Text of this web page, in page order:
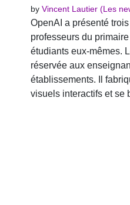
by Vincent Lautier (Les
OpenAI a présenté
professeurs du
étudiants eux-mêmes.
réservée aux
établissements. Il
visuels interactifs et se